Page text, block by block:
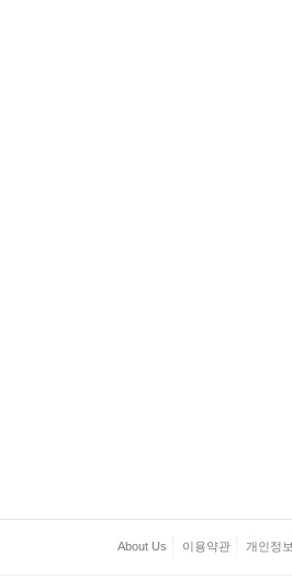
About Us 이용약관 개인정